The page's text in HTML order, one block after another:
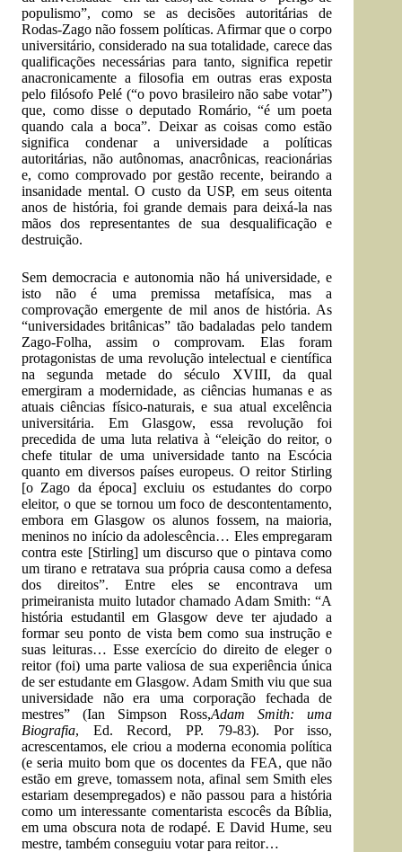
populismo”, como se as decisões autoritárias de
Rodas-Zago não fossem políticas. Afirmar que o corpo
universitário, considerado na sua totalidade, carece das
qualificações necessárias para tanto, significa repetir
anacronicamente a filosofia em outras eras exposta
pelo filósofo Pelé (“o povo brasileiro não sabe votar”)
que, como disse o deputado Romário, “é um poeta
quando cala a boca”. Deixar as coisas como estão
significa condenar a universidade a políticas
autoritárias, não autônomas, anacrônicas, reacionárias
e, como comprovado por gestão recente, beirando a
insanidade mental. O custo da USP, em seus oitenta
anos de história, foi grande demais para deixá-la nas
mãos dos representantes de sua desqualificação e
destruição.
Sem democracia e autonomia não há universidade, e
isto não é uma premissa metafísica, mas a
comprovação emergente de mil anos de história. As
“universidades britânicas” tão badaladas pelo tandem
Zago-Folha, assim o comprovam. Elas foram
protagonistas de uma revolução intelectual e científica
na segunda metade do século XVIII, da qual
emergiram a modernidade, as ciências humanas e as
atuais ciências físico-naturais, e sua atual excelência
universitária. Em Glasgow, essa revolução foi
precedida de uma luta relativa à “eleição do reitor, o
chefe titular de uma universidade tanto na Escócia
quanto em diversos países europeus. O reitor Stirling
[o Zago da época] excluiu os estudantes do corpo
eleitor, o que se tornou um foco de descontentamento,
embora em Glasgow os alunos fossem, na maioria,
meninos no início da adolescência… Eles empregaram
contra este [Stirling] um discurso que o pintava como
um tirano e retratava sua própria causa como a defesa
dos direitos”. Entre eles se encontrava um
primeiranista muito lutador chamado Adam Smith: “A
história estudantil em Glasgow deve ter ajudado a
formar seu ponto de vista bem como sua instrução e
suas leituras… Esse exercício do direito de eleger o
reitor (foi) uma parte valiosa de sua experiência única
de ser estudante em Glasgow. Adam Smith viu que sua
universidade não era uma corporação fechada de
mestres” (Ian Simpson Ross,Adam Smith: uma
Biografia, Ed. Record, PP. 79-83). Por isso,
acrescentamos, ele criou a moderna economia política
(e seria muito bom que os docentes da FEA, que não
estão em greve, tomassem nota, afinal sem Smith eles
estariam desempregados) e não passou para a história
como um interessante comentarista escocês da Bíblia,
em uma obscura nota de rodapé. E David Hume, seu
mestre, também conseguiu votar para reitor…